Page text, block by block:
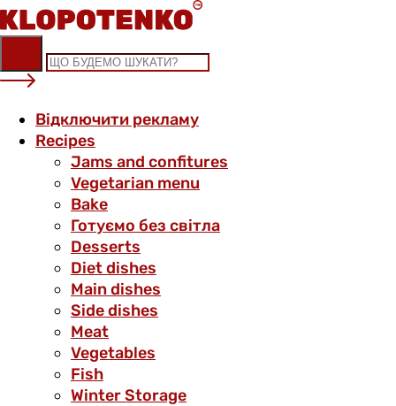
Skip
to
content
Відключити рекламу
Recipes
Jams and confitures
Vegetarian menu
Bake
Готуємо без світла
Desserts
Diet dishes
Main dishes
Side dishes
Meat
Vegetables
Fish
Winter Storage